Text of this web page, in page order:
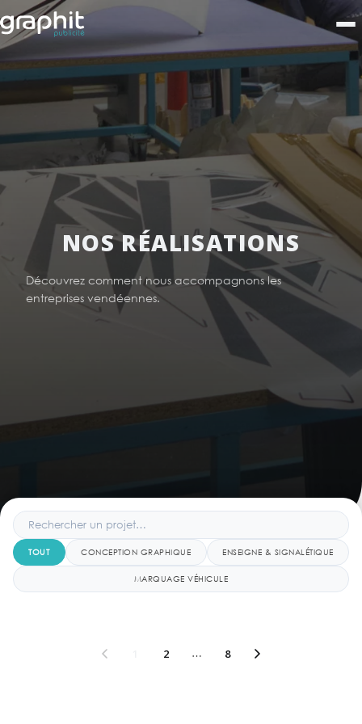
NOS RÉALISATIONS
Découvrez comment nous accompagnons les
entreprises vendéennes.
TOUT CONCEPTION GRAPHIQUE ENSEIGNE & SIGNALÉTIQUE
MARQUAGE VÉHICULE
2 … 8